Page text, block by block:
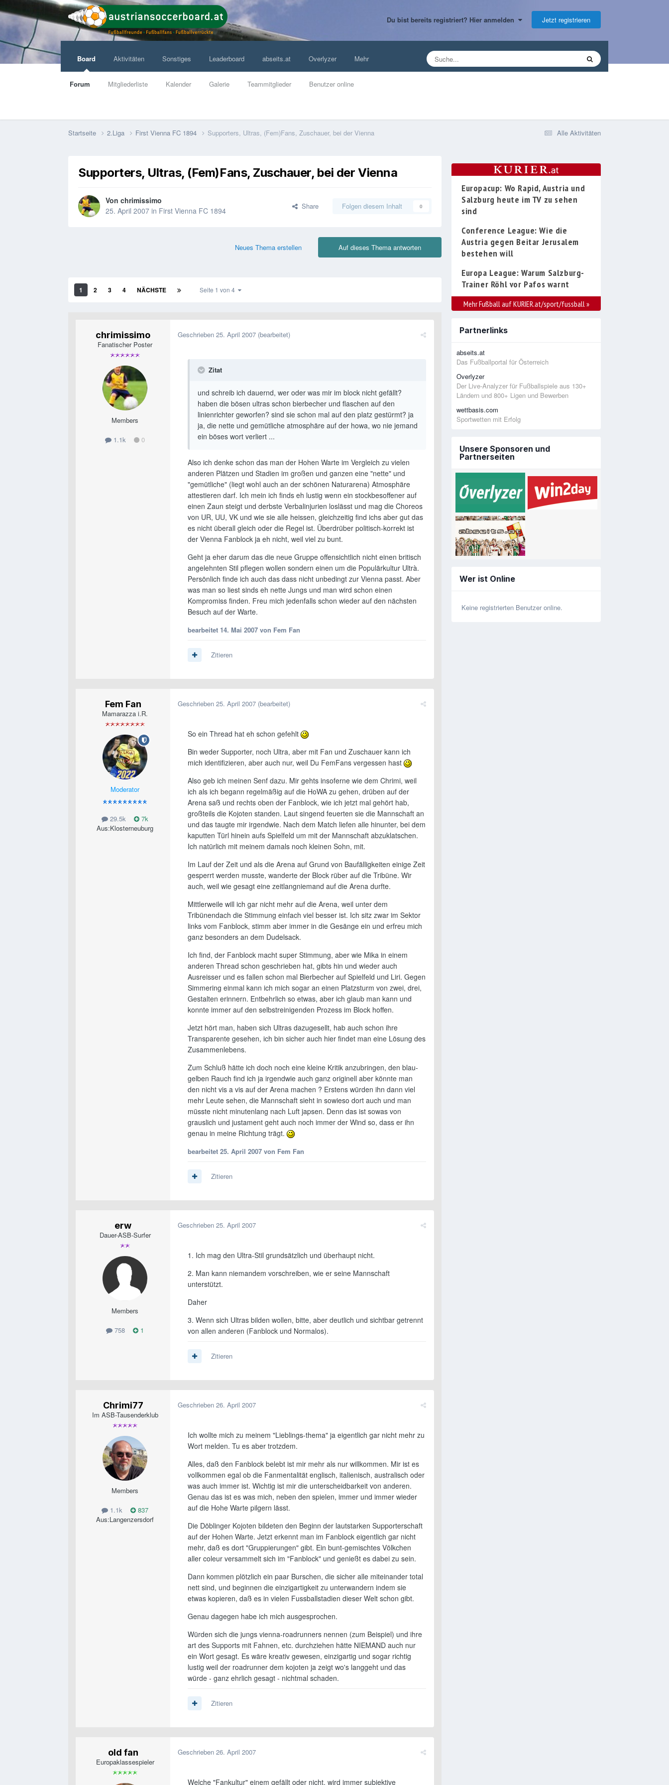
Du bist bereits registriert? Hier anmelden Jetzt registrieren
Board
Forum Mitgliederliste Kalender Galerie Teammitglieder Benutzer online
Aktivitäten Sonstiges Leaderboard abseits.at Overlyzer Mehr
Alle Aktivitäten
Startseite 2.Liga First Vienna FC 1894 Supporters, Ultras, (Fem)Fans, Zuschauer, bei der Vienna
Supporters, Ultras, (Fem)Fans, Zuschauer, bei der Vienna
Von chrimissimo
25. April 2007 in First Vienna FC 1894 Share Folgen diesem Inhalt 0
Auf dieses Thema antworten
Neues Thema erstellen
1 2 3 4 NÄCHSTE Seite 1 von 4
chrimissimo
Fanatischer Poster
Members
1.1k 0
Geschrieben 25. April 2007 (bearbeitet)
Zitat
und schreib ich dauernd, wer oder was mir im block nicht gefällt?
haben die bösen ultras schon bierbecher und flaschen auf den
linienrichter geworfen? sind sie schon mal auf den platz gestürmt? ja
ja, die nette und gemütliche atmosphäre auf der howa, wo nie jemand
ein böses wort verliert ...
Also ich denke schon das man der Hohen Warte im Vergleich zu vielen
anderen Plätzen und Stadien im großen und ganzen eine "nette" und
"gemütliche" (liegt wohl auch an der schönen Naturarena) Atmosphäre
attestieren darf. Ich mein ich finds eh lustig wenn ein stockbesoffener auf
einen Zaun steigt und derbste Verbalinjurien loslässt und mag die Choreos
von UR, UU, VK und wie sie alle heissen, gleichzeitig find ichs aber gut das
es nicht überall gleich oder die Regel ist. Überdrüber politisch-korrekt ist
der Vienna Fanblock ja eh nicht, weil viel zu bunt.
Geht ja eher darum das die neue Gruppe offensichtlich nicht einen britisch
angelehnten Stil pflegen wollen sondern einen um die Populärkultur Ultrà.
Persönlich finde ich auch das dass nicht unbedingt zur Vienna passt. Aber
was man so liest sinds eh nette Jungs und man wird schon einen
Kompromiss finden. Freu mich jedenfalls schon wieder auf den nächsten
Besuch auf der Warte.
bearbeitet 14. Mai 2007 von Fem Fan
Zitieren
Fem Fan
Mamarazza i.R.
Moderator
29.5k
7k
Aus:Klosterneuburg
Geschrieben 25. April 2007 (bearbeitet)
So ein Thread hat eh schon gefehlt
Bin weder Supporter, noch Ultra, aber mit Fan und Zuschauer kann ich
mich identifizieren, aber auch nur, weil Du FemFans vergessen hast
Also geb ich meinen Senf dazu. Mir gehts insoferne wie dem Chrimi, weil
ich als ich begann regelmäßig auf die HoWA zu gehen, drüben auf der
Arena saß und rechts oben der Fanblock, wie ich jetzt mal gehört hab,
großteils die Kojoten standen. Laut singend feuerten sie die Mannschaft an
und das taugte mir irgendwie. Nach dem Match liefen alle hinunter, bei dem
kaputten Türl hinein aufs Spielfeld um mit der Mannschaft abzuklatschen.
Ich natürlich mit meinem damals noch kleinen Sohn, mit.
Im Lauf der Zeit und als die Arena auf Grund von Baufälligkeiten einige Zeit
gesperrt werden musste, wanderte der Block rüber auf die Tribüne. Wir
auch, weil wie gesagt eine zeitlangniemand auf die Arena durfte.
Mittlerweile will ich gar nicht mehr auf die Arena, weil unter dem
Tribünendach die Stimmung einfach viel besser ist. Ich sitz zwar im Sektor
links vom Fanblock, stimm aber immer in die Gesänge ein und erfreu mich
ganz besonders an dem Dudelsack.
Ich find, der Fanblock macht super Stimmung, aber wie Mika in einem
anderen Thread schon geschrieben hat, gibts hin und wieder auch
Ausreisser und es fallen schon mal Bierbecher auf Spielfeld und Liri. Gegen
Simmering einmal kann ich mich sogar an einen Platzsturm von zwei, drei,
Gestalten erinnern. Entbehrlich so etwas, aber ich glaub man kann und
konnte immer auf den selbstreinigenden Prozess im Block hoffen.
Jetzt hört man, haben sich Ultras dazugesellt, hab auch schon ihre
Transparente gesehen, ich bin sicher auch hier findet man eine Lösung des
Zusammenlebens.
Zum Schluß hätte ich doch noch eine kleine Kritik anzubringen, den blau-
gelben Rauch find ich ja irgendwie auch ganz originell aber könnte man
den nicht vis a vis auf der Arena machen ? Erstens würden ihn dann viel
mehr Leute sehen, die Mannschaft sieht in sowieso dort auch und man
müsste nicht minutenlang nach Luft japsen. Denn das ist sowas von
grauslich und justament geht auch noch immer der Wind so, dass er ihn
genau in meine Richtung trägt.
bearbeitet 25. April 2007 von Fem Fan
Zitieren
erw
Dauer-ASB-Surfer
Members
758 1
Geschrieben 25. April 2007
1. Ich mag den Ultra-Stil grundsätzlich und überhaupt nicht.
2. Man kann niemandem vorschreiben, wie er seine Mannschaft
unterstützt.
Daher
3. Wenn sich Ultras bilden wollen, bitte, aber deutlich und sichtbar getrennt
von allen anderen (Fanblock und Normalos).
Zitieren
Chrimi77
Im ASB-Tausenderklub
Members
1.1k
837
Aus:Langenzersdorf
Geschrieben 26. April 2007
Ich wollte mich zu meinem "Lieblings-thema" ja eigentlich gar nicht mehr zu
Wort melden. Tu es aber trotzdem.
Alles, daß den Fanblock belebt ist mir mehr als nur willkommen. Mir ist es
vollkommen egal ob die Fanmentalität englisch, italienisch, australisch oder
was auch immer ist. Wichtig ist mir die unterscheidbarkeit von anderen.
Genau das ist es was mich, neben den spielen, immer und immer wieder
auf die Hohe Warte pilgern lässt.
Die Döblinger Kojoten bildeten den Beginn der lautstarken Supporterschaft
auf der Hohen Warte. Jetzt erkennt man im Fanblock eigentlich gar nicht
mehr, daß es dort "Gruppierungen" gibt. Ein bunt-gemischtes Völkchen
aller coleur versammelt sich im "Fanblock" und genießt es dabei zu sein.
Dann kommen plötzlich ein paar Burschen, die sicher alle miteinander total
nett sind, und beginnen die einzigartigkeit zu unterwandern indem sie
etwas kopieren, daß es in vielen Fussballstadien dieser Welt schon gibt.
Genau dagegen habe ich mich ausgesprochen.
Würden sich die jungs vienna-roadrunners nennen (zum Beispiel) und ihre
art des Supports mit Fahnen, etc. durchziehen hätte NIEMAND auch nur
ein Wort gesagt. Es wäre kreativ gewesen, einzigartig und sogar richtig
lustig weil der roadrunner dem kojoten ja zeigt wo's langgeht und das
würde - ganz ehrlich gesagt - nichtmal schaden.
Zitieren
old fan
Europaklassespieler
Geschrieben 26. April 2007
Welche "Fankultur" einem gefällt oder nicht, wird immer subjektive
Europacup: Wo Rapid, Austria und
Salzburg heute im TV zu sehen
sind
Conference League: Wie die
Austria gegen Beitar Jerusalem
bestehen will
Europa League: Warum Salzburg-
Trainer Röhl vor Pafos warnt
Mehr Fußball auf KURIER.at/sport/fussball »
Partnerlinks
abseits.at
Das Fußballportal für Österreich
Overlyzer
Der Live-Analyzer für Fußballspiele aus 130+
Ländern und 800+ Ligen und Bewerben
wettbasis.com
Sportwetten mit Erfolg
Unsere Sponsoren und
Partnerseiten
Wer ist Online
Keine registrierten Benutzer online.